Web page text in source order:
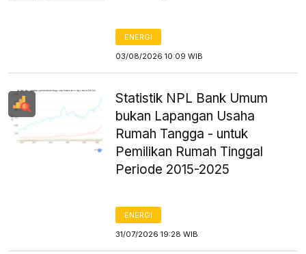
ENERGI
03/08/2026 10:09 WIB
Statistik NPL Bank Umum
bukan Lapangan Usaha
Rumah Tangga - untuk
Pemilikan Rumah Tinggal
Periode 2015-2025
ENERGI
31/07/2026 19:28 WIB